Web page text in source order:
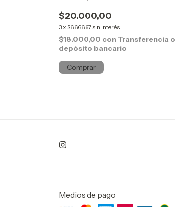
$20.000,00
3 x $6.666,67 sin interés
$18.000,00 con Transferencia o
depósito bancario
Comprar
Medios de pago